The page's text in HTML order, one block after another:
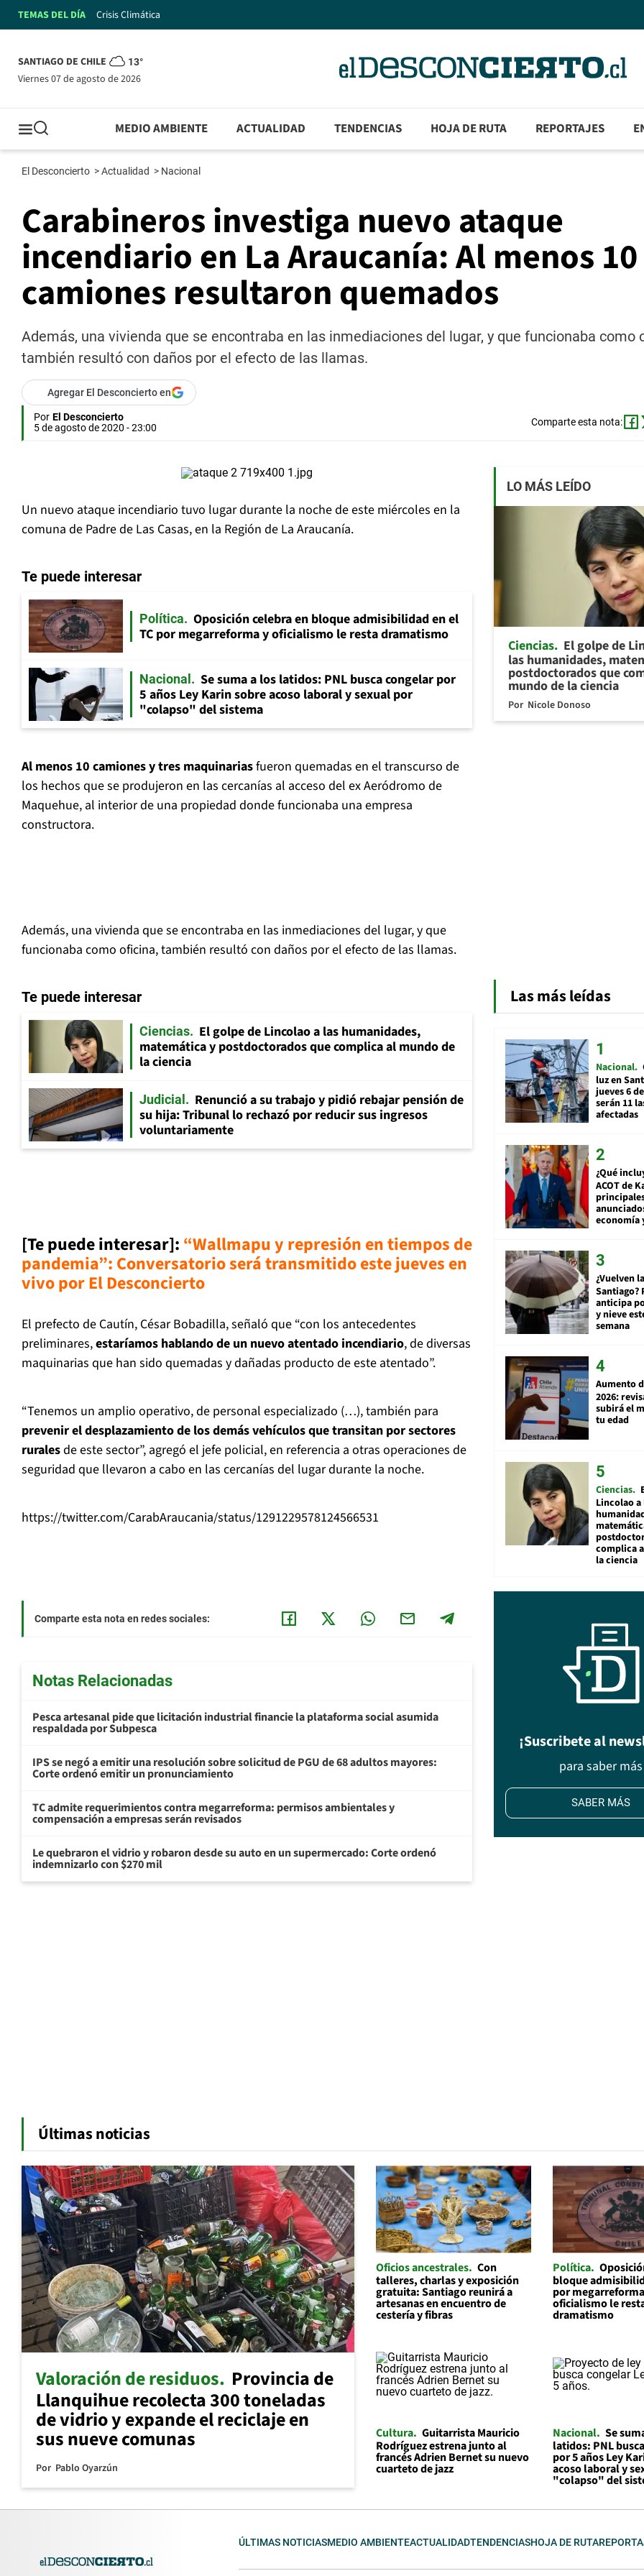
TEMAS DEL DÍA Crisis Climática
SANTIAGO DE CHILE 13°
viernes 07 de agosto de 2026
MEDIO AMBIENTE ACTUALIDAD TENDENCIAS HOJA DE RUTA REPORTAJES
El Desconcierto >Actualidad > Nacional
Carabineros investiga nuevo ataque
incendiario en La Araucanía: Al menos 10
camiones resultaron quemados
Además, una vivienda que se encontraba en las inmediaciones del lugar, y que funcionaba como
también resultó con daños por el efecto de las llamas.
Agregar El Desconcierto en
Por El Desconcierto
5 de agosto de 2020 - 23:00
Comparte esta nota:
Un nuevo ataque incendiario tuvo lugar durante la noche de este miércoles en la
comuna de Padre de Las Casas, en la Región de La Araucanía.
Te puede interesar
Política
Oposición celebra en bloque admisibilidad en el
TC por megarreforma y oficialismo le resta dramatismo
Nacional
Se suma a los latidos: PNL busca congelar por
5 años Ley Karin sobre acoso laboral y sexual por
"colapso" del sistema
Al menos 10 camiones y tres maquinariasfueron quemadas en el transcurso de
los hechos que se produjeron en las cercanías al acceso del ex Aeródromo de
Maquehue, al interior de una propiedad donde funcionaba una empresa
constructora.
Además, una vivienda que se encontraba en las inmediaciones del lugar, y que
funcionaba como oficina, también resultó con daños por el efecto de las llamas.
Te puede interesar
Ciencias
El golpe de Lincolao a las humanidades,
matemática y postdoctorados que complica al mundo de
la ciencia
Judicial
Renunció a su trabajo y pidió rebajar pensión de
su hija: Tribunal lo rechazó por reducir sus ingresos
voluntariamente
[Te puede interesar]: “Wallmapu y represión en tiempos de
pandemia”: Conversatorio será transmitido este jueves en
vivo por El Desconcierto
El prefecto de Cautín, César Bobadilla, señaló que “con los antecedentes
preliminares,estaríamos hablando de un nuevo atentado incendiario, de diversas
maquinarias que han sido quemadas y dañadas producto de este atentado”.
“Tenemos un amplio operativo, de personal especializado (…), también para
prevenir el desplazamiento de los demás vehículos que transitan por sectores
ruralesde este sector”, agregó el jefe policial, en referencia a otras operaciones de
seguridad que llevaron a cabo en las cercanías del lugar durante la noche.
https://twitter.com/CarabAraucania/status/1291229578124566531
Comparte esta nota en redes sociales:
Notas Relacionadas
Pesca artesanal pide que licitación industrial financie la plataforma social asumida
respaldada por Subpesca
IPS se negó a emitir una resolución sobre solicitud de PGU de 68 adultos mayores:
Corte ordenó emitir un pronunciamiento
TC admite requerimientos contra megarreforma: permisos ambientales y
compensación a empresas serán revisados
Le quebraron el vidrio y robaron desde su auto en un supermercado: Corte ordenó
indemnizarlo con $270 mil
LO MÁS LEÍDO
Ciencias El golpe de
las humanidades,
postdoctorados que
mundo de la ciencia
Por Nicole Donoso
Las más leídas
Nacional
luz en
jueves 6
serán 11
afectadas
¿Qué
ACOT de
economía
¿Vuelven
Santiago?
anticipa
y nieve
semana
Aumento
2026:
subirá el
tu edad
Ciencias
Lincolao a
complica
la ciencia
¡Suscribete al
para saber más
SABER MÁS
Últimas noticias
Valoración de residuos Provincia de
Llanquihue recolecta 300 toneladas
de vidrio y expande el reciclaje en
sus nueve comunas
Por Pablo Oyarzún
Oficios ancestrales Con
talleres, charlas y exposición
gratuita: Santiago reunirá a
artesanas en encuentro de
cestería y fibras
Política
bloque
por
oficialismo le
dramatismo
Cultura Guitarrista Mauricio
Rodríguez estrena junto al
francés Adrien Bernet su nuevo
cuarteto de jazz
Nacional Se
latidos: PNL
por 5 años Ley
acoso laboral y
"colapso" del
ÚLTIMAS NOTICIASMEDIO AMBIENTEACTUALIDADTENDENCIASHOJA DE RUTA